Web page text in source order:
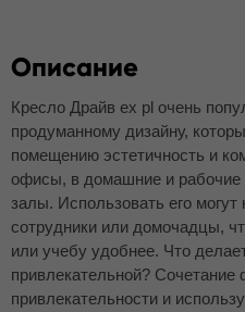
Описание
Кресло Драйв ех pl очень
продуманному дизайну,
помещению эстетичность и
офисы, в домашние и рабочие
залы. Использовать его
сотрудники или домочадцы,
или учебу удобнее. Что
привлекательной? Сочетание
привлекательности и